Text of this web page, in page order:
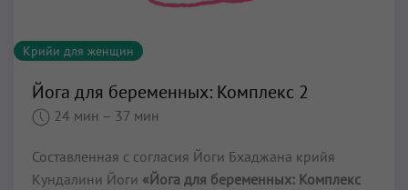
Крийи для женщин
Йога для беременных: Комплекс 2
24 мин – 37 мин
Составленная с согласия Йоги Бхаджана крийя
Кундалини Йоги «Йога для беременных: Комплекс